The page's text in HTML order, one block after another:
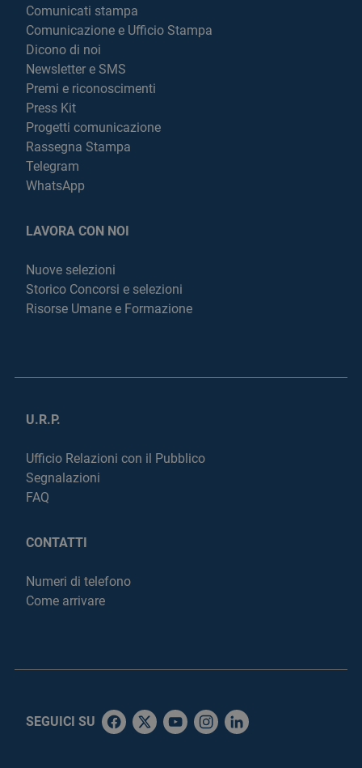
Comunicati stampa
Comunicazione e Ufficio Stampa
Dicono di noi
Newsletter e SMS
Premi e riconoscimenti
Press Kit
Progetti comunicazione
Rassegna Stampa
Telegram
WhatsApp
LAVORA CON NOI
Nuove selezioni
Storico Concorsi e selezioni
Risorse Umane e Formazione
U.R.P.
Ufficio Relazioni con il Pubblico
Segnalazioni
FAQ
CONTATTI
Numeri di telefono
Come arrivare
SEGUICI SU